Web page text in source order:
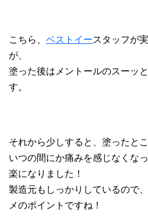
こちら、 ベストイースタッフが
が、
塗った後はメントールのスーッ
す。
それから少しすると、塗ったと
いつの間にか痛みを感じなくな
楽になりました！
製造元もしっかりしているので
メのポイントですね！